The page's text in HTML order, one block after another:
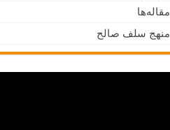
مقاله‌ها
منهج سلف صالح